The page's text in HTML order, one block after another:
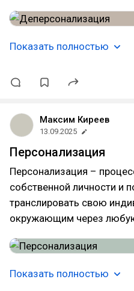
Показать полностью
Максим Киреев
13.09.2025
Персонализация
Персонализация –
собственной личности и
транслировать свою
окружающим через
Показать полностью